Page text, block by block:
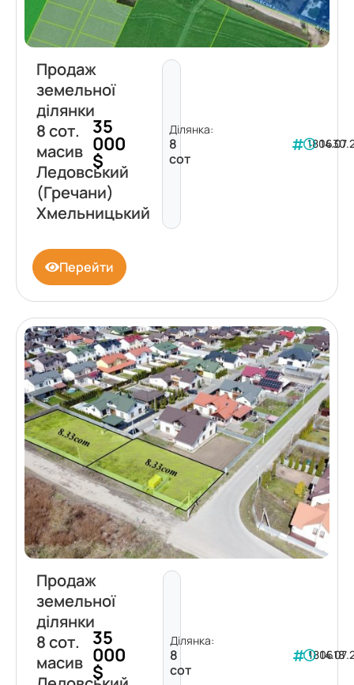
Продаж
земельної
ділянки
8 сот.
масив
Ледовський
(Гречани)
Хмельницький
35
000
$
Ділянка:
8
сот
180630
Перейти
Продаж
земельної
ділянки
8 сот.
масив
35
000
$
Ділянка:
8
сот
180618